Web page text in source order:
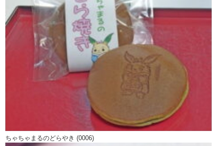
ちゃちゃまるのどらやき (0006)